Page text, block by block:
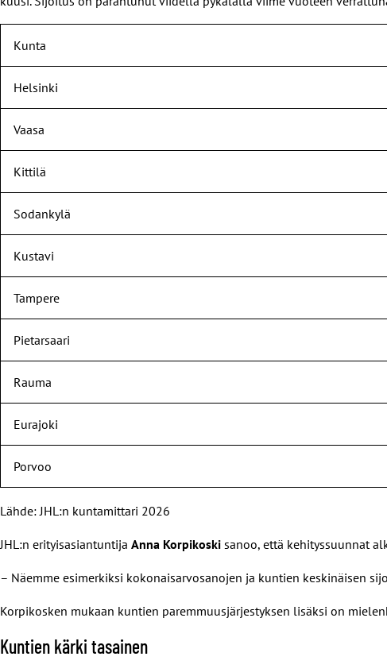
Kunta
Helsinki
Vaasa
Kittilä
Sodankylä
Kustavi
Tampere
Pietarsaari
Rauma
Eurajoki
Porvoo
Lähde: JHL:n kuntamittari 2026
JHL:n erityisasiantuntija Anna Korpikoski sanoo, että kehityssuunnat
– Näemme esimerkiksi kokonaisarvosanojen ja kuntien keskinäisen
Korpikosken mukaan kuntien paremmuusjärjestyksen lisäksi on
Kuntien kärki tasainen